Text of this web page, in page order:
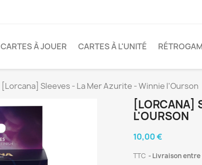
CARTES À JOUER CARTES À L'UNITÉ
[Lorcana] Sleeves - La Mer Azurite - Winnie l'Ourson
[LORCANA]
L'OURSON
10,00 €
TTC Livraison